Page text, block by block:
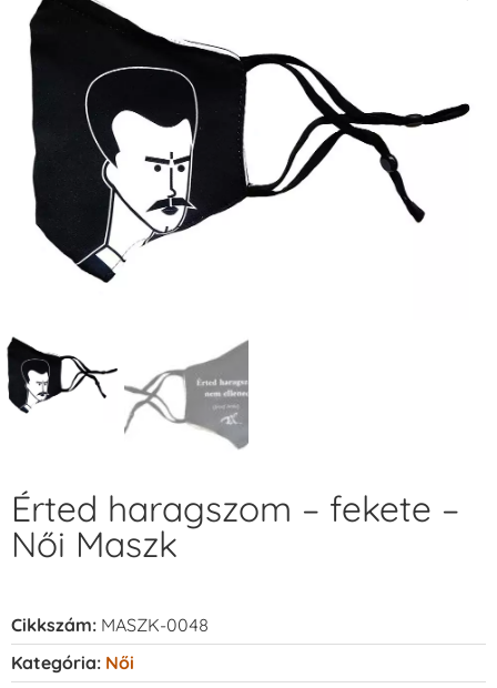
Érted haragszom – fekete –
Női Maszk
Cikkszám: MASZK-0048
Kategória: Női